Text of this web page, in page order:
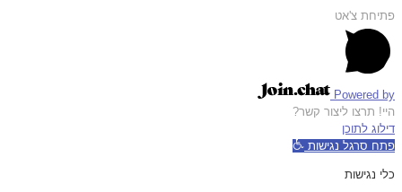
פתיחת צ'אט
Powered by
היי! תרצו ליצור קשר?
דילוג לתוכן
פתח סרגל נגישות
כלי נגישות